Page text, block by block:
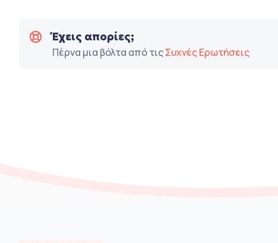
Έχεις απορίες;
Πέρνα μια βόλτα από τιςΣυχνές Ερωτήσεις